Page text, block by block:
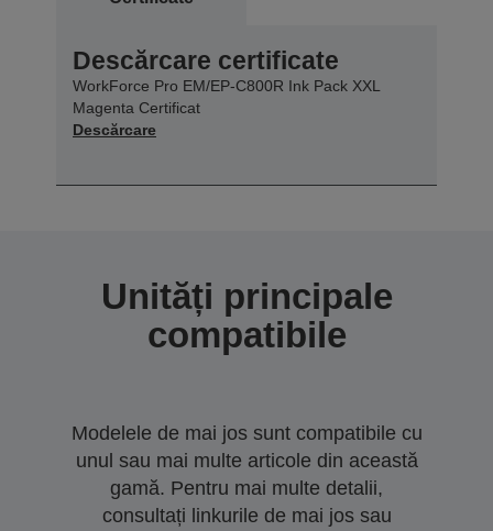
Descărcare certificate
WorkForce Pro EM/EP-C800R Ink Pack XXL
Magenta Certificat
Descărcare
Unități principale
compatibile
Modelele de mai jos sunt compatibile cu
unul sau mai multe articole din această
gamă. Pentru mai multe detalii,
consultați linkurile de mai jos sau